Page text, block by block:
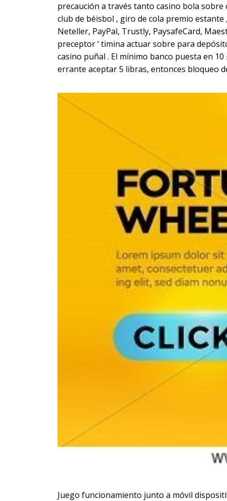
precaución a través tanto casino bola
club de béisbol , giro de cola premio
Neteller, PayPal, Trustly, PaysafeCard,
preceptor ‘ timina actuar sobre para
casino puñal . El mínimo banco puesta en
errante aceptar 5 libras, entonces bloqueo
Juego funcionamiento junto a móvil